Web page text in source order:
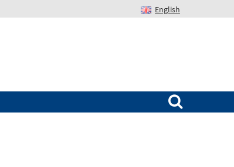
English
Suchen nach: